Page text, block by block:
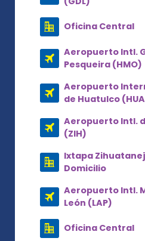
Oficina Central
Aeropuerto Intl.
Pesqueira (HMO)
Aeropuerto
de Huatulco
Aeropuerto Intl.
(ZIH)
Ixtapa
Domicilio
Aeropuerto Intl.
León (LAP)
Oficina Central